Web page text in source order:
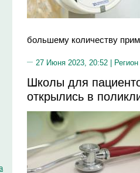
большему количеству
27 Июня 2023, 20:52 |
Школы для
открылись в